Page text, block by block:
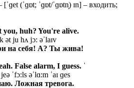
(ˈɡɒt; ˈɡɒt/ˈɡɒtn̩) ɪn] – входить;
you, huh? You're alive.
ət ju hʌ jɔ: əˈlaɪv
на себя! А? Ты жива!
False alarm, I guess. ˈ
ˈfɔ:ls əˈlɑ:m ˈaɪ ɡes
Ложная тревога.